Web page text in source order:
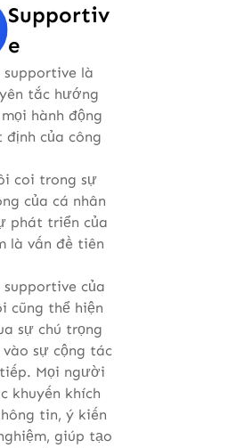
Supportiv
e
supportive là
tắc hướng
hành động
định của công
coi trong sự
của cá nhân
phát triển của
là vấn đề tiên
supportive của
cũng thể hiện
sự chú trọng
sự cộng tác
Mọi người
khuyến khích
tin, ý kiến
giúp tạo